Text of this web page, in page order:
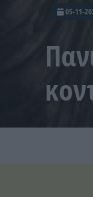
05-11-